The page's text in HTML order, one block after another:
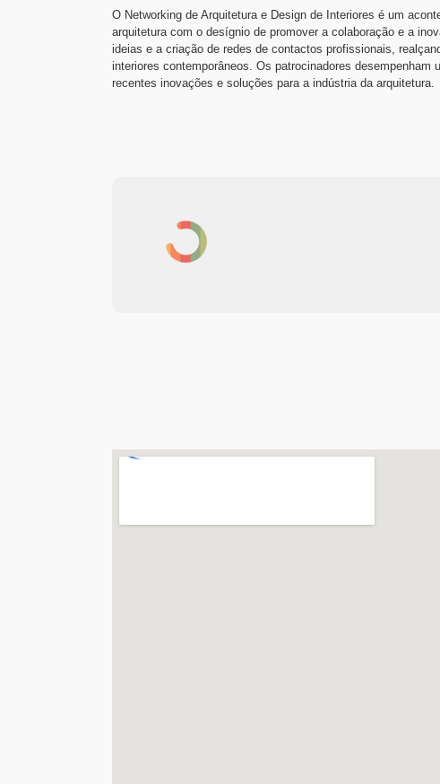
O Networking de Arquitetura e Design de Interiores é um
arquitetura com o desígnio de promover a colaboração e a
ideias e a criação de redes de contactos profissionais,
interiores contemporâneos. Os patrocinadores
recentes inovações e soluções para a indústria da arquitetura.